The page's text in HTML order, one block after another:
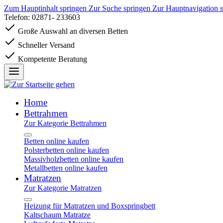
Zum Hauptinhalt springen Zur Suche springen Zur Hauptnavigation
Telefon: 02871- 233603
Große Auswahl an diversen Betten
Schneller Versand
Kompetente Beratung
Home
Bettrahmen
Zur Kategorie Bettrahmen
Betten online kaufen
Polsterbetten online kaufen
Massivholzbetten online kaufen
Metallbetten online kaufen
Matratzen
Zur Kategorie Matratzen
Heizung für Matratzen und Boxspringbett
Kaltschaum Matratze